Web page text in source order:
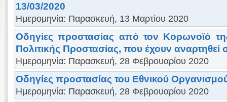
13/03/2020
Ημερομηνία: Παρασκευή, 13 Μαρτίου 2020
Οδηγίες προστασίας από τον Κορωνοϊό
Πολιτικής Προστασίας, που έχουν αναρτηθεί
Ημερομηνία: Παρασκευή, 28 Φεβρουαρίου 2020
Οδηγίες προστασίας του Εθνικού
Ημερομηνία: Παρασκευή, 28 Φεβρουαρίου 2020